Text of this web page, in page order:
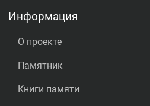
Информация
О проекте
Памятник
Книги памяти